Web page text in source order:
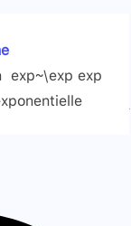
exp⁡~\exp exp
Signaler une erreur